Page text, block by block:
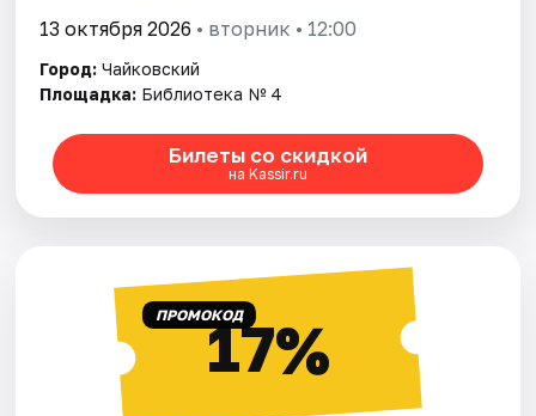
13 октября 2026 • вторник • 12:00
Город: Чайковский
Площадка: Библиотека № 4
Билеты со скидкой
на Kassir.ru
ПРОМОКОД17%